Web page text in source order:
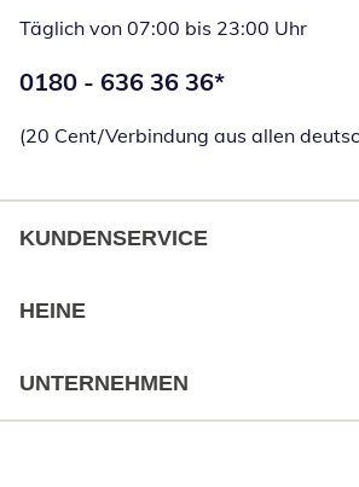
Täglich von 07:00 bis 23:00 Uhr
Telefonnummer:
0180 - 636 36 36*
(20 Cent/Verbindung aus allen
KUNDENSERVICE
HEINE
UNTERNEHMEN